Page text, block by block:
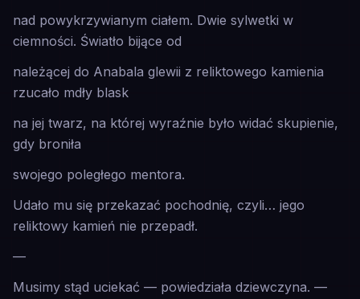
nad powykrzywianym ciałem. Dwie sylwetki w
ciemności. Światło bijące od
należącej do Anabala glewii z reliktowego kamienia
rzucało mdły blask
na jej twarz, na której wyraźnie było widać skupienie,
gdy broniła
swojego poległego mentora.
Udało mu się przekazać pochodnię, czyli… jego
reliktowy kamień nie przepadł.
—
Musimy stąd uciekać — powiedziała dziewczyna. —